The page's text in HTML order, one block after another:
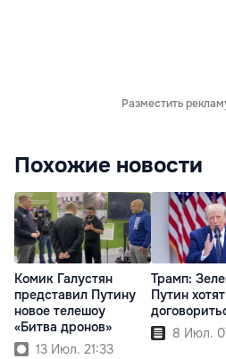
Разместить
Похожие новости
Комик Галустян
представил Путину
новое телешоу
«Битва дронов»
13 Июл. 21:33
Трамп:
Путин хотят
8 Июл.